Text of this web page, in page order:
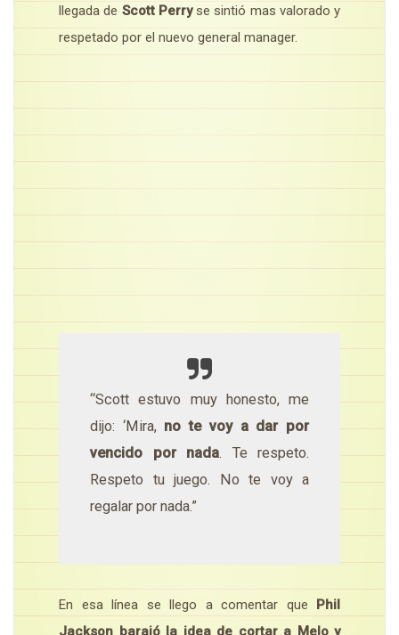
llegada de Scott Perryse sintió mas valorado y
respetado por el nuevo general manager.
“Scott estuvo muy honesto, me
dijo: ‘Mira, no te voy a dar por
vencido por nada. Te respeto.
Respeto tu juego. No te voy a
regalar por nada.”
En esa línea se llego a comentar que
Phil